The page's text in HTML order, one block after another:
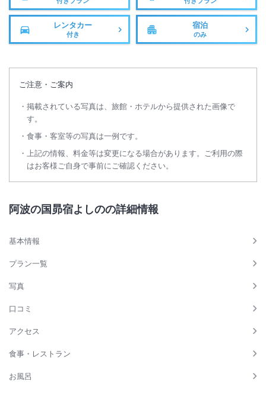
レンタカー
付き
宿泊
のみ
ご注意・ご案内
掲載されている写真は、旅館・ホテルから提供された画像で
す。
食事・客室等の写真は一例です。
上記の情報、料金等は変更になる場合があります。ご利用の際
はお客様ご自身で事前にご確認ください。
阿波の国昴宿よしのの詳細情報
基本情報
プラン一覧
写真
口コミ
アクセス
食事・レストラン
お風呂